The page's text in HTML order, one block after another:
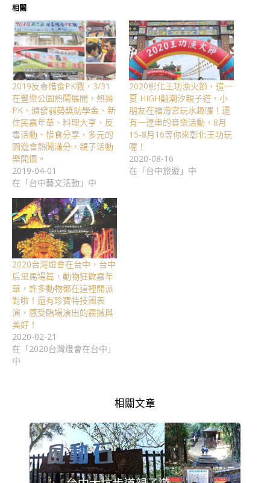
相關
2019反毒惜食PK戰，3/31
在豐樂公園熱鬧展開，熱舞
PK、頒發弱勢獎助學金、新
住民嘉年華、料理大亨、反
毒活動、惜食分享，多元的
園遊會熱鬧滿分，親子活動
樂開懷。
2019-04-01
在「台中藝文活動」中
2020彰化王功漁火節，這一
夏 HIGH翻潮汐親子遊，小
朋友在福海宮玩水趣囉！還
有一連串的音樂活動，8月
15-8月16等你來彰化王功玩
喔！
2020-08-16
在「台中旅遊」中
2020台灣燈會在台中，台中
后里馬場篇，動物狂歡嘉年
華，許多動物都在這裡開派
對啦！還有珍寶特技團表
演，感受臨場演出的震撼與
美好！
2020-02-21
在「2020台灣燈會在台中」
中
相關文章